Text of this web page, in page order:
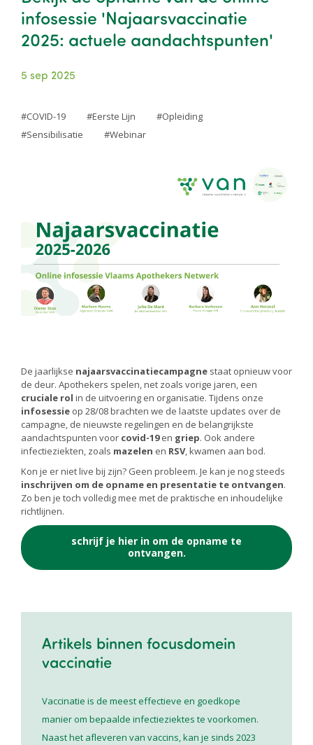
infosessie 'Najaarsvaccinatie
2025: actuele aandachtspunten'
5 sep 2025
COVID-19 Eerste Lijn
Opleiding
Sensibilisatie
Webinar
De jaarlijkse najaarsvaccinatiecampagne staat opnieuw voor
de deur. Apothekers spelen, net zoals vorige jaren, een
cruciale rol in de uitvoering en organisatie. Tijdens onze
infosessie op 28/08 brachten we de laatste updates over de
campagne, de nieuwste regelingen en de belangrijkste
aandachtspunten voor covid-19en griep. Ook andere
infectieziekten, zoals mazelen en RSV, kwamen aan bod.
Kon je er niet live bij zijn? Geen probleem. Je kan je nog steeds
inschrijven om de opname en presentatie te ontvangen.
Zo ben je toch volledig mee met de praktische en inhoudelijke
richtlijnen.
schrijf je hier in om de opname te
ontvangen.
Artikels binnen focusdomein
vaccinatie
Vaccinatie is de meest effectieve en goedkope
manier om bepaalde infectieziektes te voorkomen.
Naast het afleveren van vaccins, kan je sinds 2023